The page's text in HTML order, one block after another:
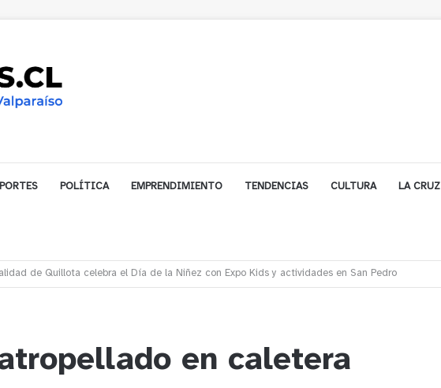
POLÍTICA EMPRENDIMIENTO TENDENCIAS CULTURA LA CRUZ
de Nogales impulsa inversión de más de $125 millones para mejorar el sector El Polígono
en caletera